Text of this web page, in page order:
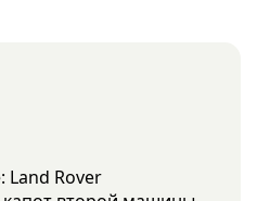
Land Rover